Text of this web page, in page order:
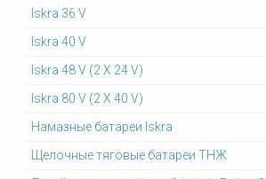
Iskra 36 V
Iskra 40 V
Iskra 48 V (2 X 24 V)
Iskra 80 V (2 X 40 V)
Намазные батареи Iskra
Щелочные тяговые батареи ТНЖ